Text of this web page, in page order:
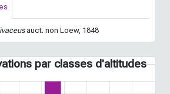
auct. non Loew, 1848
par classes d'altitudes